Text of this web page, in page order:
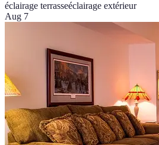
éclairage terrasseéclairage extérieur
Aug 7